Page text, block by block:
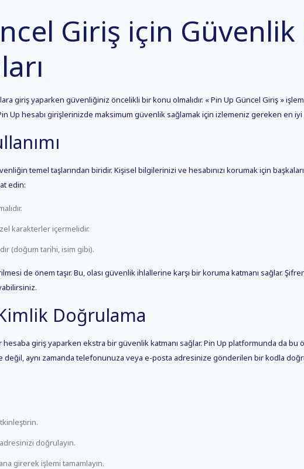
Giriş için Güvenlik
giriş yaparken güvenliğiniz öncelikli bir konu olmalıdır. « Pin Up Güncel Giriş »
Up hesabı girişlerinizde maksimum güvenlik sağlamak için izlemeniz gereken en
temel taşlarından biridir. Kişisel bilgilerinizi ve hesabınızı korumak için
edin:
karakterler içermelidir.
(doğum tarihi, isim gibi).
de önem taşır. Bu, olası güvenlik ihlallerine karşı bir koruma katmanı sağlar.
Doğrulama
hesaba giriş yaparken ekstra bir güvenlik katmanı sağlar. Pin Up platformunda da
aynı zamanda telefonunuza veya e-posta adresinize gönderilen bir kodla
doğrulayın.
girerek işlemi tamamlayın.